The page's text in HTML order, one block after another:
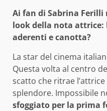
Ai fan di Sabrina
look della nota attrice:
aderenti e canotta?
La star del cinema
Questa volta al centro
scatto che ritrae
splendore. Impossibile
sfoggiato per la prima